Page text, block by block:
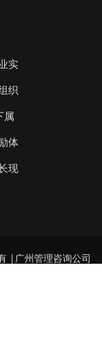
实
织
属
体
现
|广州管理咨询公司